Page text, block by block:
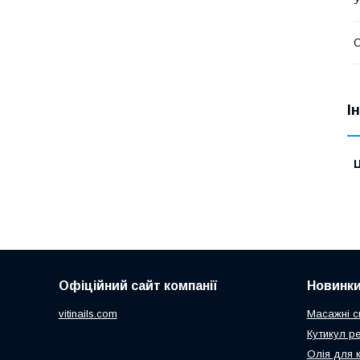
Офіційний сайт компанії
vitinails.com
Новинки
Масажні
Кутикул
Олія для